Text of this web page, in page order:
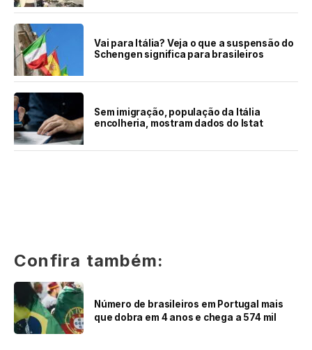
Vai para Itália? Veja o que a suspensão do
Schengen significa para brasileiros
Sem imigração, população da Itália
encolheria, mostram dados do Istat
Confira também:
Número de brasileiros em Portugal mais
que dobra em 4 anos e chega a 574 mil